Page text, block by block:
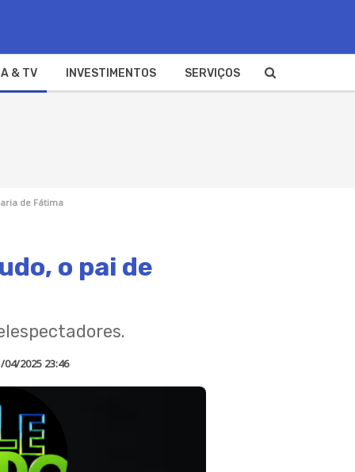
& TV INVESTIMENTOS SERVIÇOS
de Fátima
o pai de
04/2025 23:46